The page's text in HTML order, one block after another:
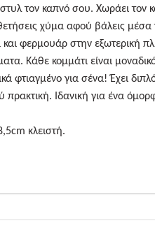
τον καπνό σου. Χωράει τον
χύμα αφού βάλεις μέσα
και φερμουάρ στην εξωτερική
Κάθε κομμάτι είναι
φτιαγμένο για σένα! Έχει
πρακτική. Ιδανική για ένα
κλειστή.